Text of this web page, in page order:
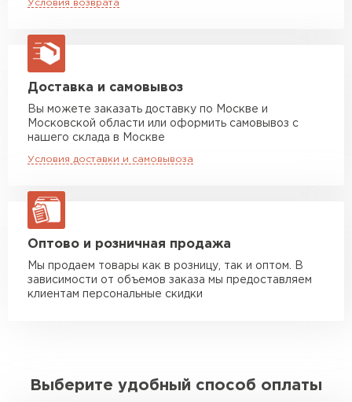
макс. длина груза 13,5 м
Манипулятор до 5 тн
макс. длина груза 6 м
Манипулятор до 10 тн
макс. длина груза 8 м
Манипулятор до 20 тн
Условия возврата
Доставка и самовывоз
Вы можете заказать доставку по Москве и
Московской области или оформить самовывоз с
нашего склада в Москве
Условия доставки и самовывоза
Оптово и розничная продажа
Мы продаем товары как в розницу, так и оптом. В
зависимости от объемов заказа мы предоставляем
клиентам персональные скидки
Выберите удобный способ оплаты